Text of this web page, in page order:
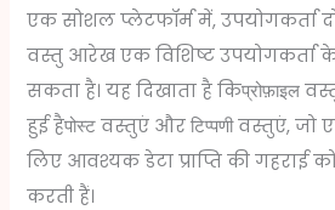
एक सोशल प्लेटफॉर्म में, उपयोगकर्ता
वस्तु आरेख एक विशिष्ट उपयोगकर्ता के
सकता है। यह दिखाता है किप्रोफ़ाइल
हुई हैपोस्ट वस्तुएं औरटिप्पणीवस्तुएं, जो
लिए आवश्यक डेटा प्राप्ति की
करती हैं।